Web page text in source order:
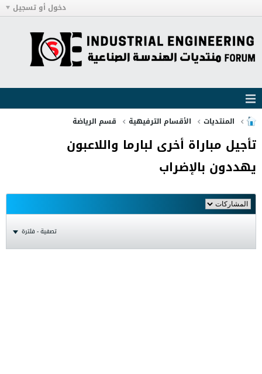
دخول أو تسجيل
المنتديات الأقسام الترفيهية قسم الرياضة
تأجيل مباراة أخرى لبارما واللاعبون
يهددون بالإضراب
تصفية - فلترة